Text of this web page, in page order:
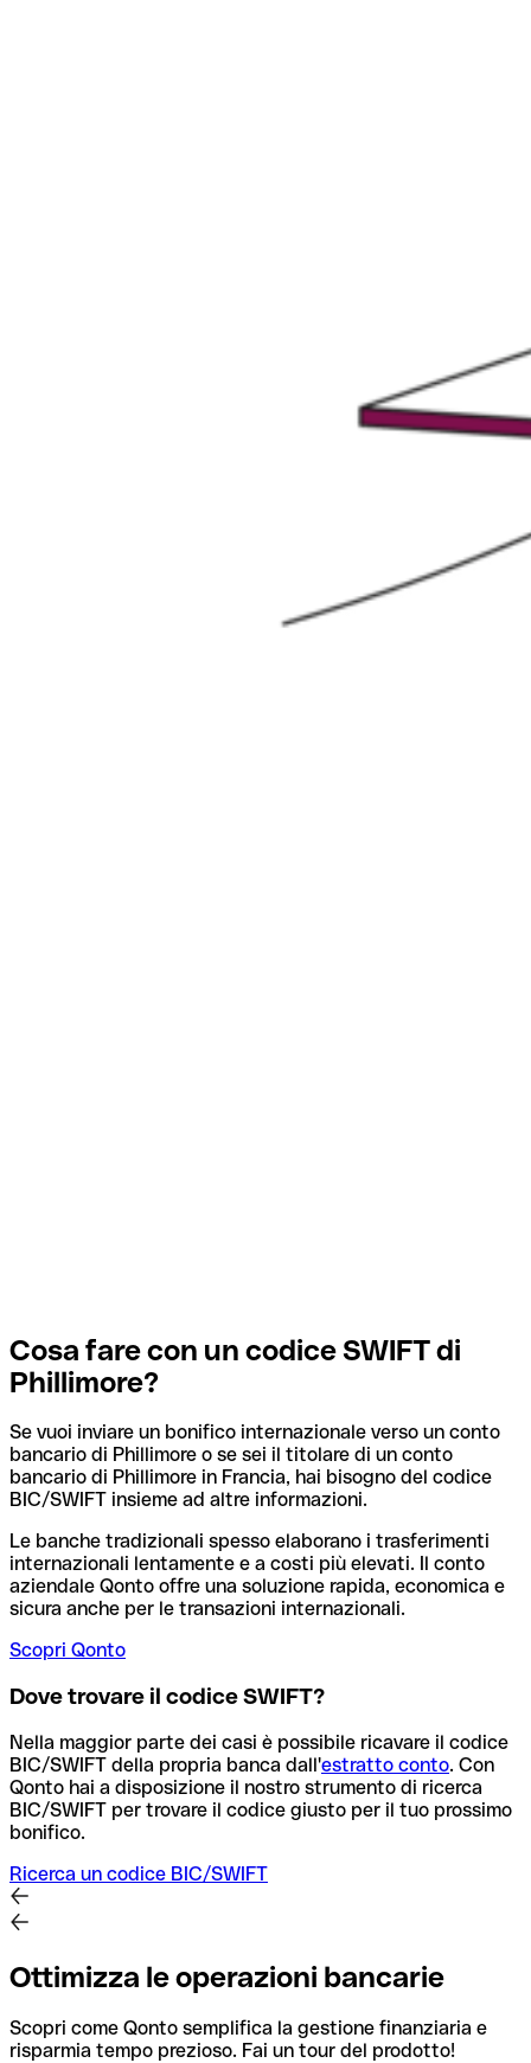
Cosa fare con un codice SWIFT di
Phillimore?
Se vuoi inviare un bonifico internazionale verso un conto
bancario di Phillimore o se sei il titolare di un conto
bancario di Phillimore in Francia, hai bisogno del codice
BIC/SWIFT insieme ad altre informazioni.
Le banche tradizionali spesso elaborano i trasferimenti
internazionali lentamente e a costi più elevati. Il conto
aziendale Qonto offre una soluzione rapida, economica e
sicura anche per le transazioni internazionali.
Scopri Qonto
Dove trovare il codice SWIFT?
Nella maggior parte dei casi è possibile ricavare il codice
BIC/SWIFT della propria banca dall'estratto conto. Con
Qonto hai a disposizione il nostro strumento di ricerca
BIC/SWIFT per trovare il codice giusto per il tuo prossimo
bonifico.
Ricerca un codice BIC/SWIFT
Ottimizza le operazioni bancarie
Scopri come Qonto semplifica la gestione finanziaria e
risparmia tempo prezioso. Fai un tour del prodotto!